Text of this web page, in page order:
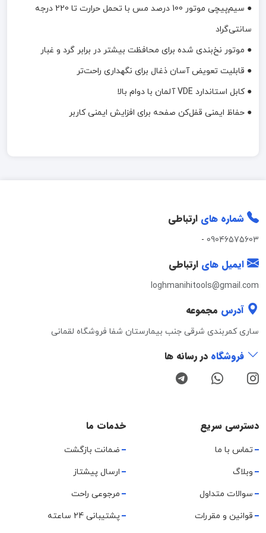
● سیم‌پیچی موتور 100 درصد مس با تحمل حرارت تا 220 درجه
سانتی‌گراد
● موتور نخ‌بندی شده برای محافظت بیشتر در برابر گرد و غبار
● قابلیت تعویض آسان ذغال برای نگهداری راحت‌تر
● کابل استاندارد VDE آلمان با دوام بالا
● حفاظ ایمنی قفل‌کن صفحه برای افزایش ایمنی کاربر
شماره های ارتباطی
09046575603
-
ایمیل های ارتباطی
loghmanihitools@gmail.com
آدرس مجموعه
ساری کمربندی شرقی جنب بیمارستان شفا فروشگاه لقمانی
فروشگاه در رسانه ها
دسترسی سریع
تماس با ما
وبلاگ
سوالات متداول
قوانین و مقررات
خدمات ما
ضمانت بازگشت
ارسال پیشتاز
مرجوعی راحت
پشتیبانی 24 ساعته